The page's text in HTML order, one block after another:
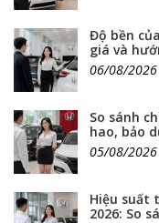
Độ bền
giá và
06/08/
So sánh
hao, bảo
05/08/
Hiệu suất
2026: So